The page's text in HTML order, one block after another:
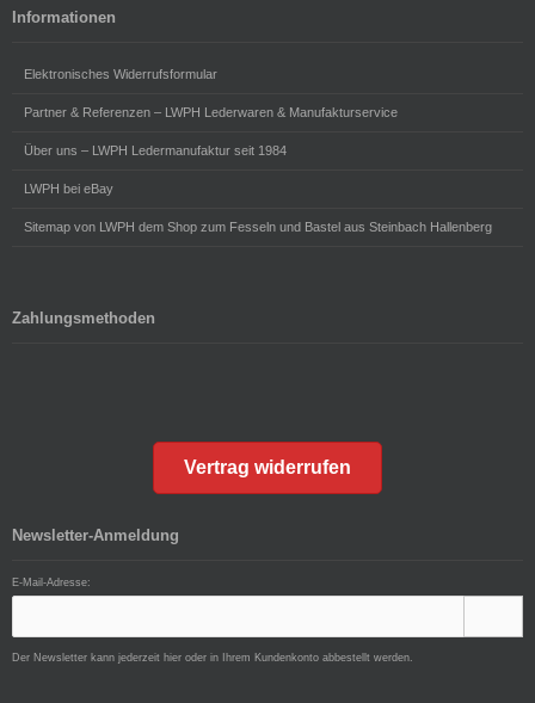
Informationen
Elektronisches Widerrufsformular
Partner & Referenzen – LWPH Lederwaren & Manufakturservice
Über uns – LWPH Ledermanufaktur seit 1984
LWPH bei eBay
Sitemap von LWPH dem Shop zum Fesseln und Bastel aus Steinbach Hallenberg
Zahlungsmethoden
Vertrag widerrufen
Newsletter-Anmeldung
E-Mail-Adresse:
Der Newsletter kann jederzeit hier oder in Ihrem Kundenkonto abbestellt werden.